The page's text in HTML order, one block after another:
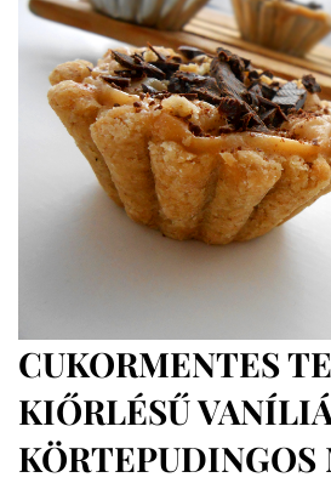
sütemény
cukormentesen
CUKORMENTES
KIŐRLÉSŰ